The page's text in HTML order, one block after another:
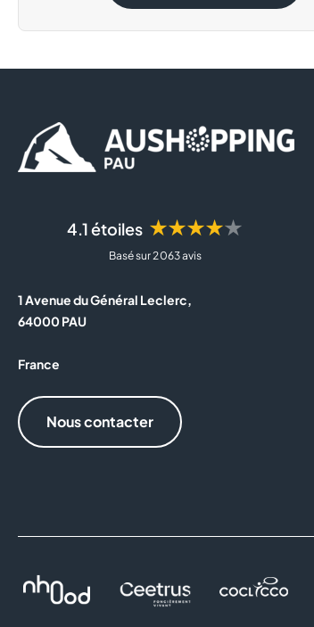
4.1 étoiles ★★★★★
Basé sur 2 063 avis
1 Avenue du Général Leclerc,
64000 PAU
France
Nous contacter